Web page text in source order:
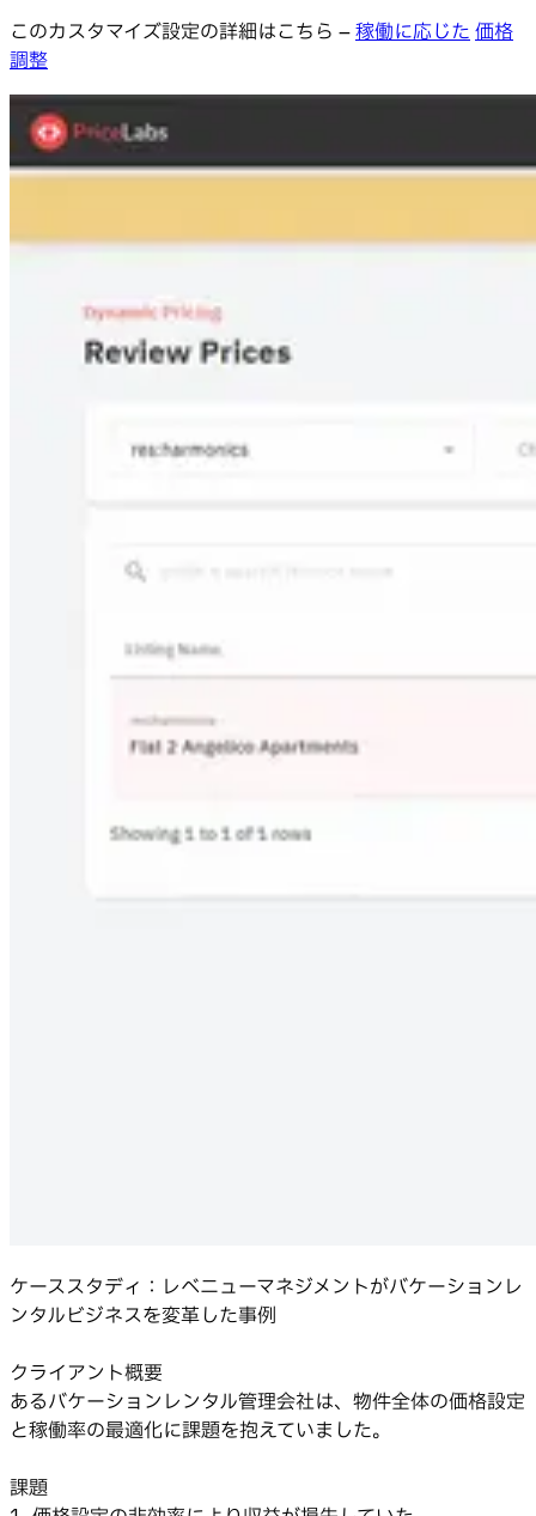
このカスタマイズ設定の詳細はこちら –稼働に応じた価格
調整
ケーススタディ：レベニューマネジメントがバケーションレ
ンタルビジネスを変革した事例
クライアント概要
あるバケーションレンタル管理会社は、物件全体の価格設定
と稼働率の最適化に課題を抱えていました。
課題